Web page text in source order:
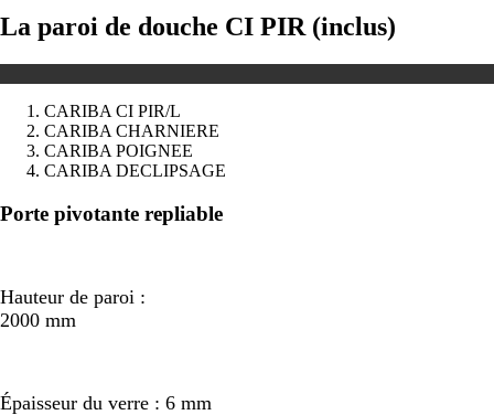
La paroi de douche CI PIR (inclus)
CARIBA CI PIR/L
CARIBA CHARNIERE
CARIBA POIGNEE
CARIBA DECLIPSAGE
Précédent
Suivant
Porte pivotante repliable
Hauteur de paroi :
2000 mm
Épaisseur du verre : 6 mm